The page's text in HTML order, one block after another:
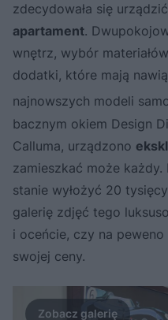
zdecydowała się
apartament.
wnętrz, wybór
dodatki, które mają
najnowszych modeli
bacznym okiem Design
Calluma, urządzono
zamieszkać może
stanie wyłożyć 20
galerię zdjęć tego
i oceńcie, czy na
swojej ceny.